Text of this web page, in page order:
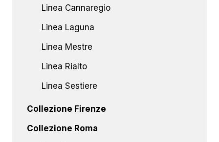
Linea Cannaregio
Linea Laguna
Linea Mestre
Linea Rialto
Linea Sestiere
Collezione Firenze
Collezione Roma